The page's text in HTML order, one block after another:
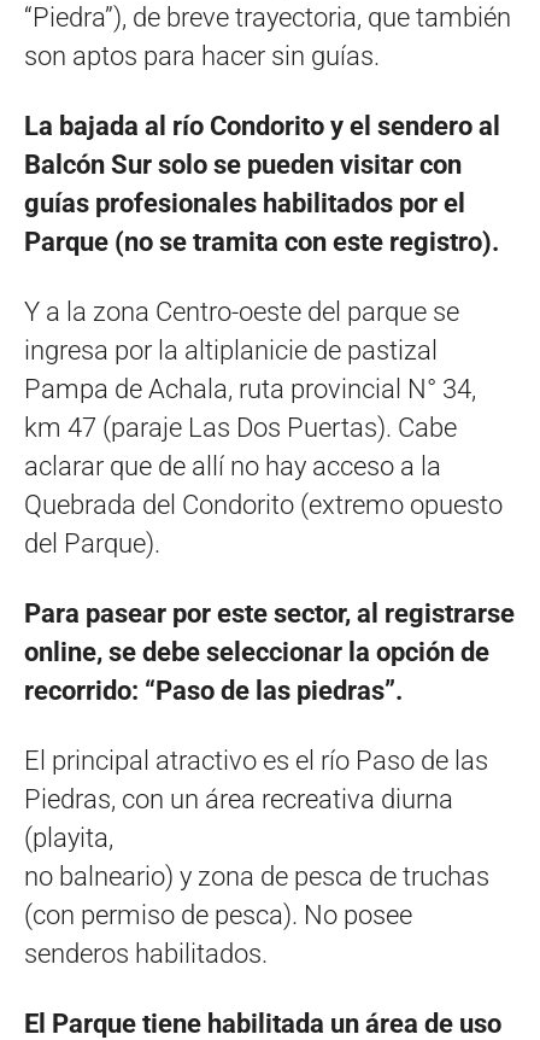
“Piedra”), de breve trayectoria, que también
son aptos para hacer sin guías.
La bajada al río Condorito y el sendero al
Balcón Sur solo se pueden visitar con
guías profesionales habilitados por el
Parque (no se tramita con este registro).
Y a la zona Centro-oeste del parque se
ingresa por la altiplanicie de pastizal
Pampa de Achala, ruta provincial N° 34,
km 47 (paraje Las Dos Puertas). Cabe
aclarar que de allí no hay acceso a la
Quebrada del Condorito (extremo opuesto
del Parque).
Para pasear por este sector, al registrarse
online, se debe seleccionar la opción de
recorrido: “Paso de las piedras”.
El principal atractivo es el río Paso de las
Piedras, con un área recreativa diurna
(playita,
no balneario) y zona de pesca de truchas
(con permiso de pesca). No posee
senderos habilitados.
El Parque tiene habilitada un área de uso